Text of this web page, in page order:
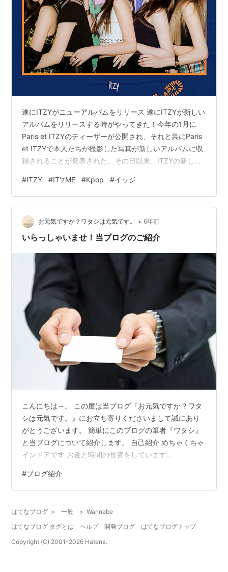
遂にITZYがニューアルバムをリリース 遂にITZYが新しい
アルバムをリリースする時がやってきた！今年の1月に
Paris et ITZYのティーザーが公開され、それと共にParis
et ITZYで本人たちが撮影した写真が新しいアルバムに収
録されることが発表された。その日以来、ITZYの新しい
今回はParis et ITZYを見ただけでなく、ブログでも紹介
するためにかなり集中して見ていた。そのため完全に
ITZYモードになっていて、完全にParis et ITZYという番
組の目論見に完全にはまっていた。この番組に煽られた
人は自分以外にもいっぱい…
#ITZY #IT'zME #Kpop #イッジ
お元気ですか？ワタシは元気です。 • 6年前
いらっしゃいませ！当ブログのご紹介
こんにちは～。 この度は当ブログ『お元気ですか？ワタ
シは元気です。』にお立ち寄りくださいまして誠にあり
がとうございます。 簡単にこのブログの筆者『ワタシ』
と当ブログについて紹介します。 自己紹介 めちゃくちゃ
インドアです お金と時間の投資をしています
もいる会社員です。 人見知りが激しく一人を好みます。
性格が暗いわけではありませんが新しい関係を構築する
一度打ち解けると、ハマってもらえる人間性ではあると
自負しています。 音楽（洋楽・邦楽）、読書、映画、テ
レビなどを好みます。その他、サ…
#ブログ紹介
はてなブログ > 一般 > Wannabe
はてなブログ タグとは
ヘルプ 開発ブログ
はてなブログトップ
Copyright (C) 2001-2026 Hatena.